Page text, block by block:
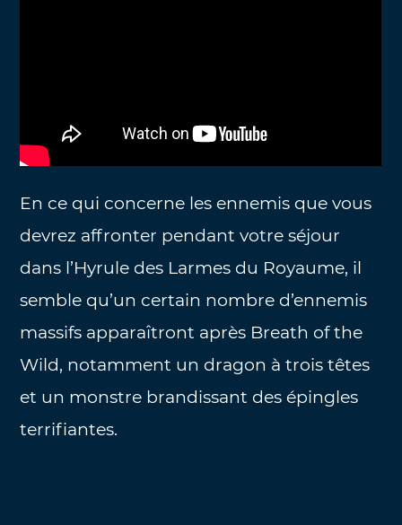
En ce qui concerne les ennemis que vous
devrez affronter pendant votre séjour
dans l’Hyrule des Larmes du Royaume, il
semble qu’un certain nombre d’ennemis
massifs apparaîtront après Breath of the
Wild, notamment un dragon à trois têtes
et un monstre brandissant des épingles
terrifiantes.